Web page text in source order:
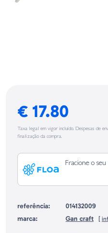
€ 17.80
Taxa legal em vigor incluído. Despesas de
finalização da compra.
Fracione o
referência:
014132009
marca:
Gan craft [